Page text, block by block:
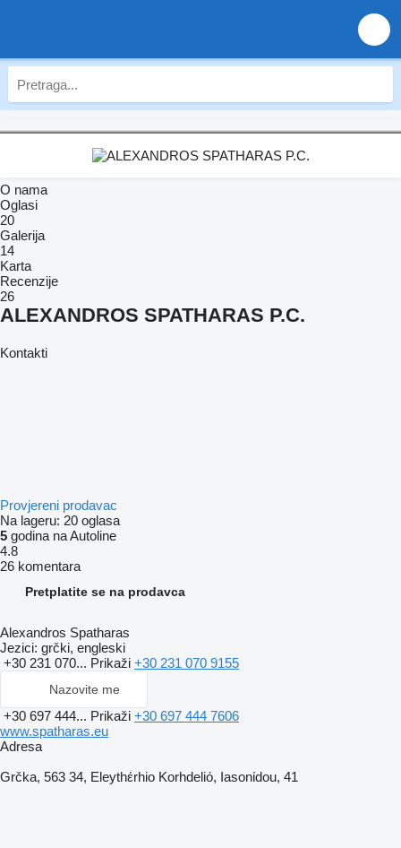
O nama
Oglasi
20
Galerija
14
Karta
Recenzije
26
ALEXANDROS SPATHARAS P.C.
Kontakti
Provjereni prodavac
Na lageru: 20 oglasa
5 godina na Autoline
4.8
26 komentara
Pretplatite se na prodavca
Alexandros Spatharas
Jezici: grčki, engleski
+30 231 070... Prikaži +30 231 070 9155
Nazovite me
+30 697 444... Prikaži +30 697 444 7606
www.spatharas.eu
Adresa
Grčka, 563 34, Eleythέrhio Korhdeliό, Iasonίdou, 41